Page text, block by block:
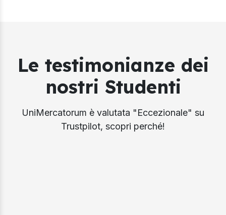
Le testimonianze dei
nostri Studenti
UniMercatorum è valutata "Eccezionale" su
Trustpilot, scopri perché!